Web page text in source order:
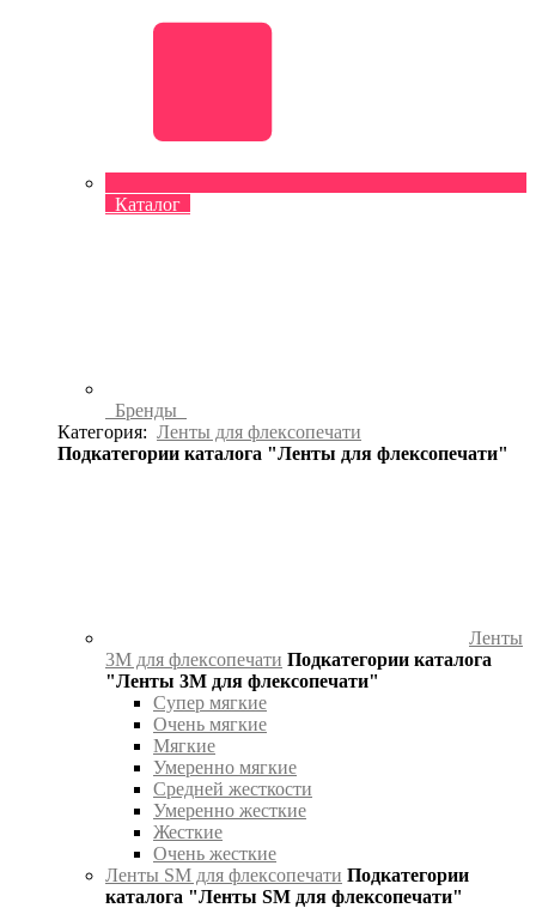
Каталог
Бренды
Категория: Ленты для флексопечати
Подкатегории каталога "Ленты для флексопечати"
Ленты
3М для флексопечати Подкатегории каталога
"Ленты 3М для флексопечати"
Супер мягкие
Очень мягкие
Мягкие
Умеренно мягкие
Средней жесткости
Умеренно жесткие
Жесткие
Очень жесткие
Ленты SM для флексопечати Подкатегории
каталога "Ленты SM для флексопечати"